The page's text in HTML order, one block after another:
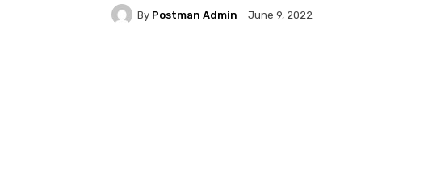
By Postman Admin June 9, 2022